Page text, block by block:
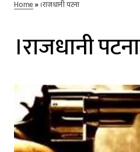
Home» ।राजधानी पटना
।राजधानी पटना